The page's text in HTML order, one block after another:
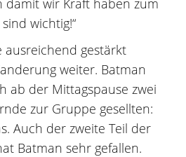
wichtig!“
ausreichend gestärkt
weiter. Batman
ab der Mittagspause zwei
zur Gruppe gesellten:
Auch der zweite Teil der
Batman sehr gefallen.